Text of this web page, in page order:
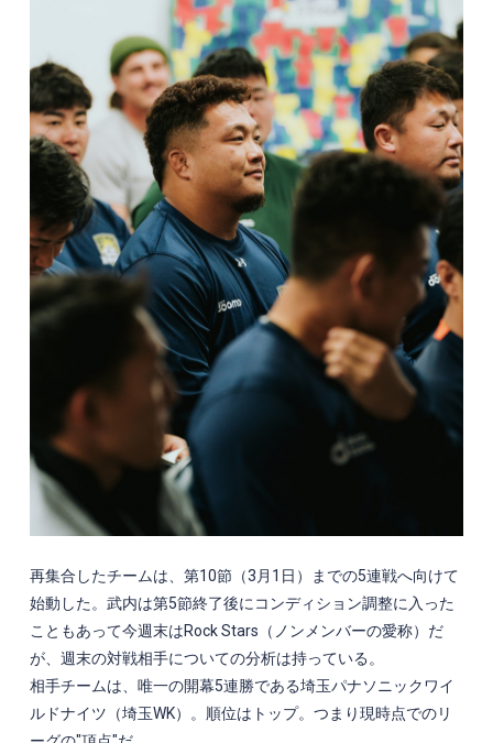
再集合したチームは、第10節（3 月 1 日）までの5連戦へ向けて
始動した。武内は第5節終了後にコンディション調整に入った
こともあって今週末はRock Stars（ノンメンバーの愛称）だ
が、週末の対戦相手についての分析は持っている。
相手チームは、唯一の開幕5連勝である埼玉パナソニックワイ
ルドナイツ（埼玉WK）。順位はトップ。つまり現時点でのリ